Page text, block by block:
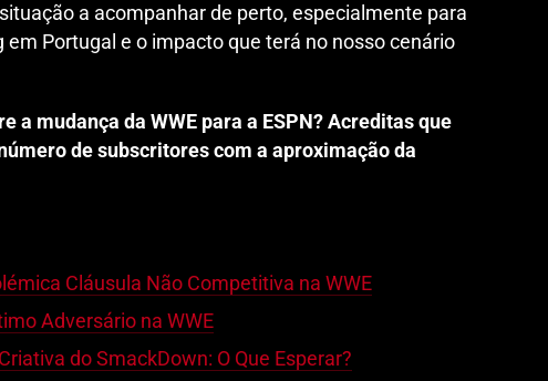
a acompanhar de perto, especialmente para
Portugal e o impacto que terá no nosso cenário
a mudança da WWE para a ESPN? Acreditas que
de subscritores com a aproximação da
Cláusula Não Competitiva na WWE
Adversário na WWE
do SmackDown: O Que Esperar?